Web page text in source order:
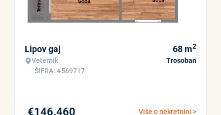
Lipov gaj
Veternik
ŠIFRA: #569717
68 m2
Trosoban
Više o nekretnini >
€146.460